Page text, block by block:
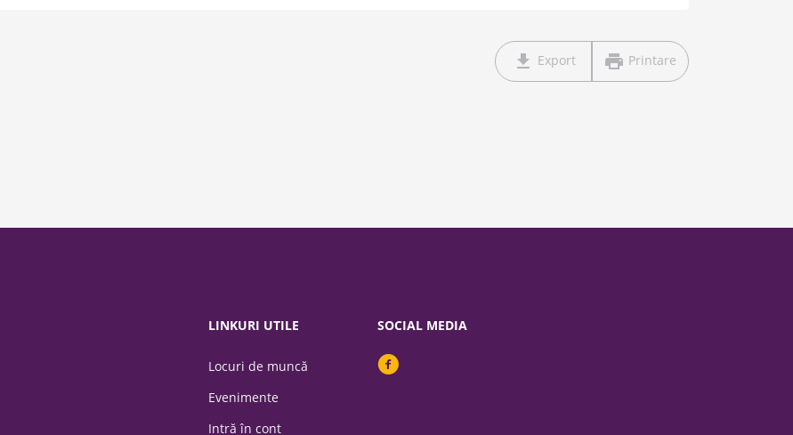
Export Printare
LINKURI UTILE
Locuri de muncă
Evenimente
Intră în cont
SOCIAL MEDIA